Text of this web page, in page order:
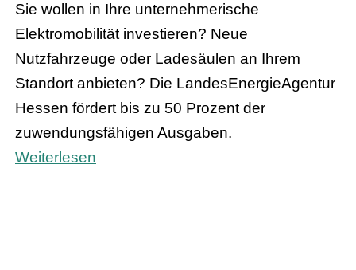
Sie wollen in Ihre unternehmerische
Elektromobilität investieren? Neue
Nutzfahrzeuge oder Ladesäulen an Ihrem
Standort anbieten? Die LandesEnergieAgentur
Hessen fördert bis zu 50 Prozent der
zuwendungsfähigen Ausgaben.
Weiterlesen